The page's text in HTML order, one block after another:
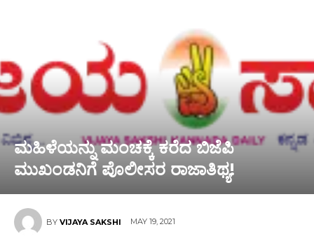
ಮಹಿಳೆಯನ್ನು ಮಂಚಕ್ಕೆ ಕರೆದ ಬಿಜೆಪಿ
ಮುಖಂಡನಿಗೆ ಪೊಲೀಸರ ರಾಜಾತಿಥ್ಯ!
BY VIJAYA SAKSHI MAY 19, 2021